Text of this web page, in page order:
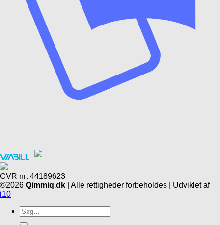
CVR nr: 44189623
©2026 Qimmiq.dk | Alle rettigheder forbeholdes | Udviklet af
i10
Søg
efter: